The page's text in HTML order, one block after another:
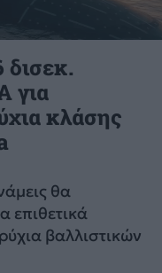
για
κλάσης
θα
επιθετικά
βαλλιστικών